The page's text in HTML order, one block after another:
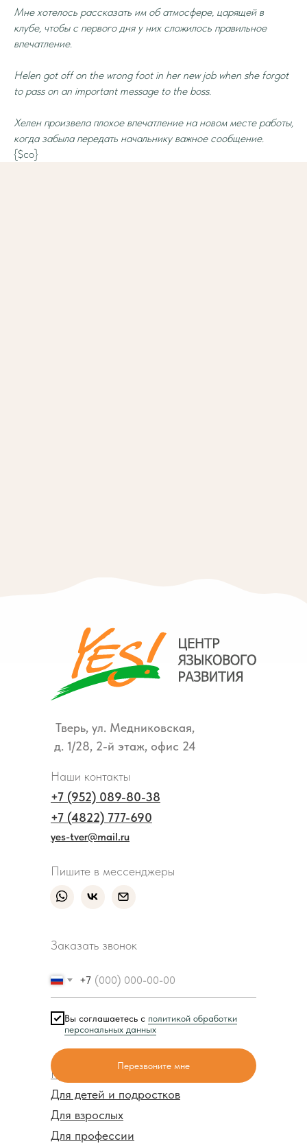
Мне хотелось рассказать им об атмосфере, царящей в
клубе, чтобы с первого дня у них сложилось правильное
впечатление.
Helen got off on the wrong foot in her new job when she forgot
to pass on an important message to the boss.
Хелен произвела плохое впечатление на новом месте работы,
когда забыла передать начальнику важное сообщение.
{$co}
Тверь, ул. Медниковская,
д. 1/28, 2-й этаж, офис 24
Курсы
Для детей и подростков
Для взрослых
Для профессии
Наши контакты
+7 (952) 089-80-38
+7 (4822) 777-690
yes-tver@mail.ru
Пишите в мессенджеры
Заказать звонок
+7
Вы соглашаетесь с политикой обработки
персональных данных
Перезвоните мне